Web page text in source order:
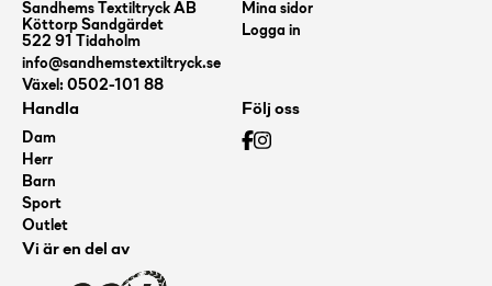
Sandhems Textiltryck AB
Köttorp Sandgärdet
522 91 Tidaholm
info@sandhemstextiltryck.se
Växel: 0502-101 88
Mina sidor
Logga in
Handla
Dam
Herr
Barn
Sport
Outlet
Följ oss
Vi är en del av